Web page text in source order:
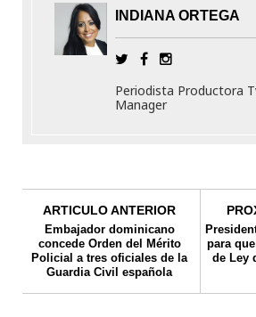
INDIANA ORTEGA
Periodista Productora
Manager
ARTICULO ANTERIOR
Embajador dominicano
concede Orden del Mérito
Policial a tres oficiales de la
Guardia Civil española
para
de Ley